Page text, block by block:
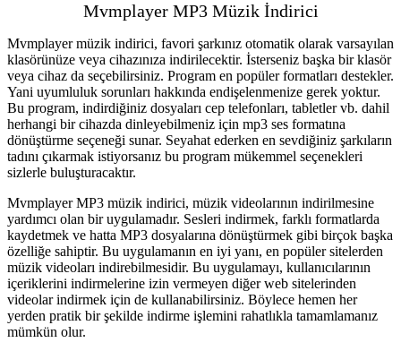
Mvmplayer MP3 Müzik İndirici
Mvmplayer müzik indirici, favori şarkınız otomatik olarak varsayılan
klasörünüze veya cihazınıza indirilecektir. İsterseniz başka bir klasör
veya cihaz da seçebilirsiniz. Program en popüler formatları destekler.
Yani uyumluluk sorunları hakkında endişelenmenize gerek yoktur.
Bu program, indirdiğiniz dosyaları cep telefonları, tabletler vb. dahil
herhangi bir cihazda dinleyebilmeniz için mp3 ses formatına
dönüştürme seçeneği sunar. Seyahat ederken en sevdiğiniz şarkıların
tadını çıkarmak istiyorsanız bu program mükemmel seçenekleri
sizlerle buluşturacaktır.
Mvmplayer MP3 müzik indirici, müzik videolarının indirilmesine
yardımcı olan bir uygulamadır. Sesleri indirmek, farklı formatlarda
kaydetmek ve hatta MP3 dosyalarına dönüştürmek gibi birçok başka
özelliğe sahiptir. Bu uygulamanın en iyi yanı, en popüler sitelerden
müzik videoları indirebilmesidir. Bu uygulamayı, kullanıcılarının
içeriklerini indirmelerine izin vermeyen diğer web sitelerinden
videolar indirmek için de kullanabilirsiniz. Böylece hemen her
yerden pratik bir şekilde indirme işlemini rahatlıkla tamamlamanız
mümkün olur.